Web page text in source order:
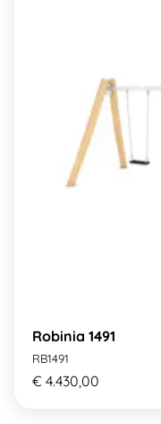
Robinia 1491
RB1491
€ 4.430,00